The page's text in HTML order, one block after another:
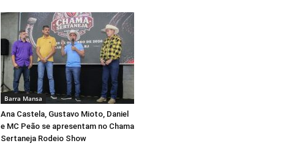
Barra Mansa
Ana Castela, Gustavo Mioto, Daniel
e MC Peão se apresentam no Chama
Sertaneja Rodeio Show